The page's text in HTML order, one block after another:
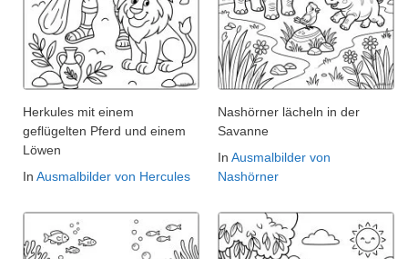
Herkules mit einem
geflügelten Pferd und einem
Löwen
In Ausmalbilder von Hercules
Nashörner lächeln in der
Savanne
In Ausmalbilder von
Nashörner